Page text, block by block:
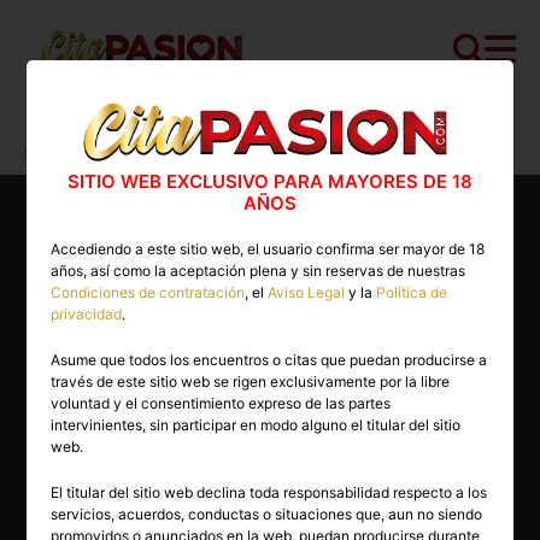
Cita PASION.COM>Masajistas >Barcelona>
Sant Boi de Llobregat>Prive Massages
22 años
SITIO WEB EXCLUSIVO PARA MAYORES DE 18
AÑOS
Accediendo a este sitio web, el usuario confirma ser mayor de 18
años, así como la aceptación plena y sin reservas de nuestras
Condiciones de contratación, elAviso Legal y la Política de
privacidad.
Asume que todos los encuentros o citas que puedan producirse a
través de este sitio web se rigen exclusivamente por la libre
voluntad y el consentimiento expreso de las partes
intervinientes, sin participar en modo alguno el titular del sitio
web.
El titular del sitio web declina toda responsabilidad respecto a los
servicios, acuerdos, conductas o situaciones que, aun no siendo
promovidos o anunciados en la web, puedan producirse durante